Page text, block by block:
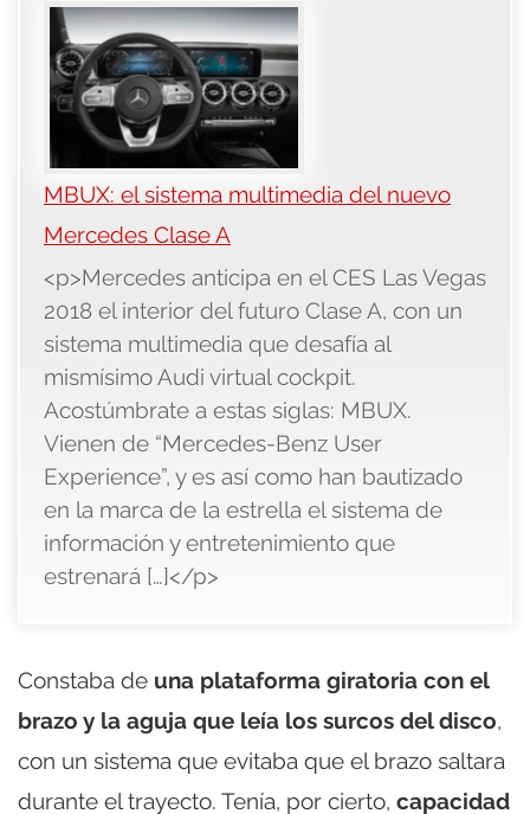
MBUX: el sistema multimedia del nuevo
Mercedes Clase A
<p>Mercedes anticipa en el CES Las Vegas
2018 el interior del futuro Clase A, con un
sistema multimedia que desafía al
mismísimo Audi virtual cockpit.
Acostúmbrate a estas siglas: MBUX.
Vienen de “Mercedes-Benz User
Experience”, y es así como han bautizado
en la marca de la estrella el sistema de
información y entretenimiento que
estrenará […]</p>
Constaba de una plataforma giratoria con el
brazo y la aguja que leía los surcos del disco,
con un sistema que evitaba que el brazo saltara
durante el trayecto. Tenía, por cierto, capacidad